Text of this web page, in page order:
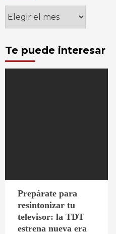
Archivos
Te puede interesar
Prepárate para
resintonizar tu
televisor: la TDT
estrena nueva era